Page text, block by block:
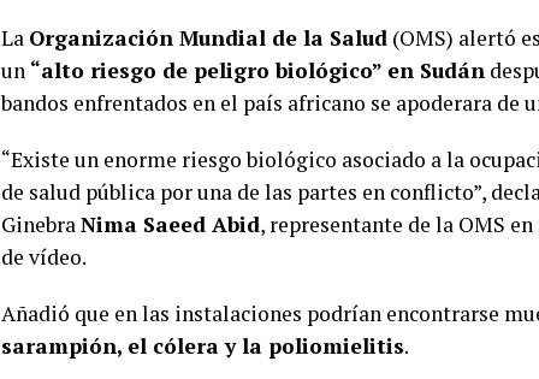
La Organización Mundial de la Salud (OMS) alertó
un “alto riesgo de peligro biológico” en Sudán
bandos enfrentados en el país africano se apoderara de
“Existe un enorme riesgo biológico asociado a la
de salud pública por una de las partes en conflicto”,
GinebraNima Saeed Abid, representante de la OMS
de vídeo.
Añadió que en las instalaciones podrían encontrarse
sarampión, el cólera y la poliomielitis.